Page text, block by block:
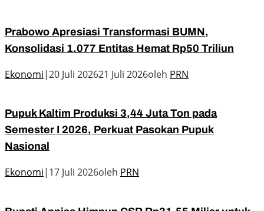
Prabowo Apresiasi Transformasi BUMN,
Konsolidasi 1.077 Entitas Hemat Rp50 Triliun
Ekonomi|20 Juli 202621 Juli 2026oleh PRN
Pupuk Kaltim Produksi 3,44 Juta Ton pada
Semester I 2026, Perkuat Pasokan Pupuk
Nasional
Ekonomi| 17 Juli 2026oleh PRN